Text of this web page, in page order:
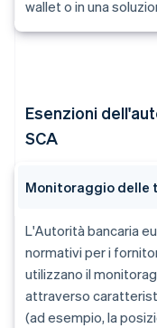
wallet o in una
Esenzioni
SCA
Monitoraggio delle
L'Autorità bancaria
normativi per i
utilizzano il
attraverso
(ad esempio, la